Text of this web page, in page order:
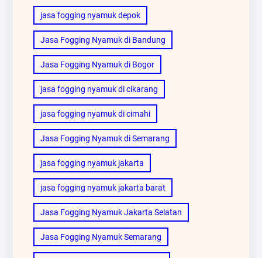
jasa fogging nyamuk depok
Jasa Fogging Nyamuk di Bandung
Jasa Fogging Nyamuk di Bogor
jasa fogging nyamuk di cikarang
jasa fogging nyamuk di cimahi
Jasa Fogging Nyamuk di Semarang
jasa fogging nyamuk jakarta
jasa fogging nyamuk jakarta barat
Jasa Fogging Nyamuk Jakarta Selatan
Jasa Fogging Nyamuk Semarang